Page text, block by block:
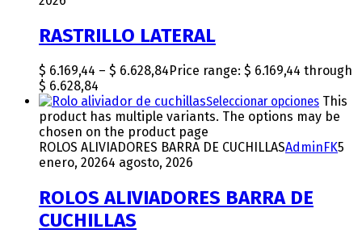
RASTRILLO LATERAL
$ 6.169,44 – $ 6.628,84Price range: $ 6.169,44 through
$ 6.628,84
Seleccionar opciones This
product has multiple variants. The options may be
chosen on the product page
ROLOS ALIVIADORES BARRA DE CUCHILLASAdminFK5
enero, 20264 agosto, 2026
ROLOS ALIVIADORES BARRA DE
CUCHILLAS